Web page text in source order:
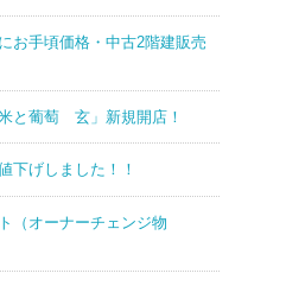
お手頃価格・中古2階建販売
と葡萄 玄」新規開店！
下げしました！！
（オーナーチェンジ物